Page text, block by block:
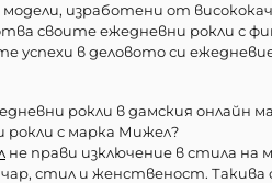
модели, изработени от
своите ежедневни рокли с
успехи в деловото си
рокли в дамския онлайн
с марка Мижел?
не прави изключение в стила
стил и женственост.